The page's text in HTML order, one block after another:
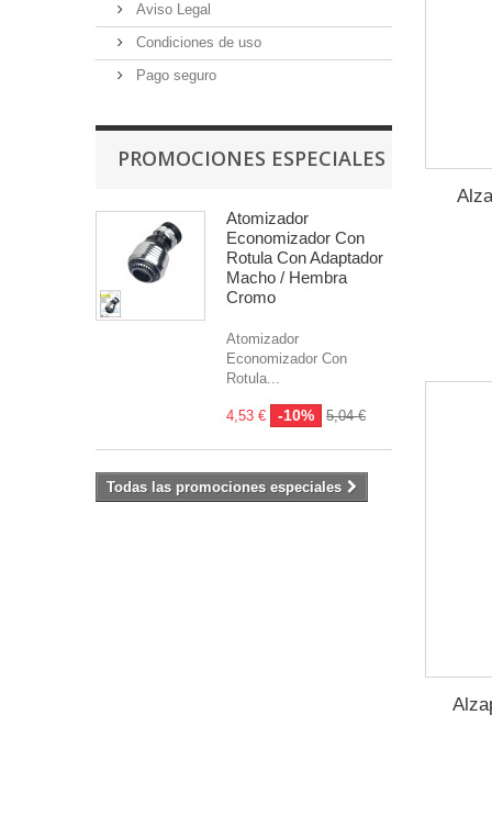
Aviso Legal
Condiciones de uso
Pago seguro
PROMOCIONES ESPECIALES
Atomizador
Economizador Con
Rotula Con Adaptador
Macho / Hembra
Cromo
Atomizador
Economizador Con
Rotula...
4,53 € -10% 5,04 €
Todas las promociones especiales